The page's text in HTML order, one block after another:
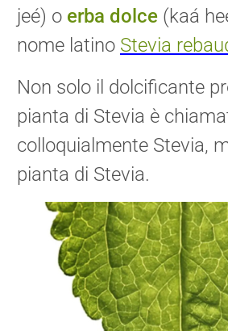
jeé) o erba dolce (kaá
nome latino Stevia
Non solo il dolcificante
pianta di Stevia è
colloquialmente Stevia,
pianta di Stevia.